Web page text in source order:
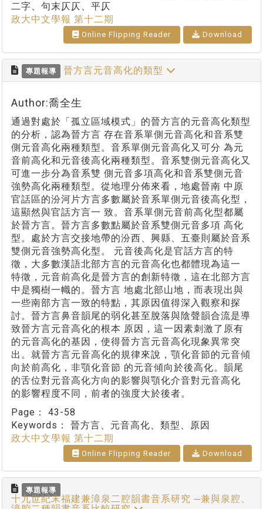
二字、句末仄仄、平仄
政大中文學報 第十二期
Online Flipping Reader Download
專題報導 晉方言元音高化的類型
Author:喬全生
通過對處於「孤立區域模式」的晉方言的元音高化類型
的分析，認為晉方言 存在音系單側元音高化和音系雙
側元音高化兩種類型。音系單側元音高化又可分 為元
音前高化和元音後高化兩種類型。音系雙側元音高化又
可進一步分為音系雙 側元音多項高化和音系雙側元音
強勢高化兩種類型。從地理分佈來看，地處晉南 中原
官話區的汾河片方言多數屬於音系單側元音後高化型，
這顯然與官話方言一 致。音系單側元音前高化型都屬
於晉方言。晉方言多數點屬於音系雙側元音多項 高化
型。處於方言交接地帶的汾西、興縣、五臺則屬於音系
雙側元音強勢高化型。 元音後高化是官話方言的特
徵，大多數漢語北部方言的元音高化也都體現為這一
特徵，元音前高化是晉方言的創新特徵，這在北部方言
中是獨樹一幟的。晉方言 地處北部山地，而表現出與
一些南部方言一致的特點，其原因值得深入觀察和探
討。晉方言鼻音韻尾的弱化甚至脫落與陰聲韻合流是導
致晉方言元音高化的根本 原因，這一因素刺激了原有
的元音高化的基因，使得晉方言元音高化現象異常突
出。就晉方言元音高化的規律來說，顎化音節的元音傾
向於前高化，非顎化音節 的元音傾向於後高化。韻尾
的舌位對元音高化方向的影響與顎化介音對元音高化
的影響程度不同，前者的強度大於後者。
Page： 43-58
Keywords： 晉方言、元音高化、類型、原因
政大中文學報 第十二期
Online Flipping Reader Download
專題報導
十九世紀末福建兼漳泉二腔韻書音系研究 ─兼與泉腔、